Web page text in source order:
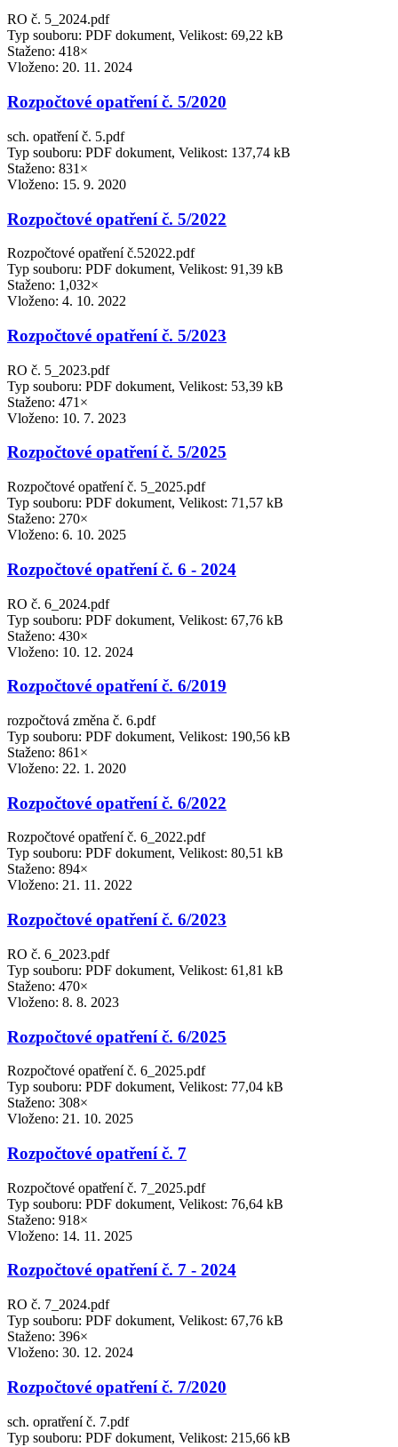
RO č. 5_2024.pdf
Typ souboru: PDF dokument, Velikost: 69,22 kB
Staženo: 418×
Vloženo: 20. 11. 2024
Rozpočtové opatření č. 5/2020
sch. opatření č. 5.pdf
Typ souboru: PDF dokument, Velikost: 137,74 kB
Staženo: 831×
Vloženo: 15. 9. 2020
Rozpočtové opatření č. 5/2022
Rozpočtové opatření č.52022.pdf
Typ souboru: PDF dokument, Velikost: 91,39 kB
Staženo: 1,032×
Vloženo: 4. 10. 2022
Rozpočtové opatření č. 5/2023
RO č. 5_2023.pdf
Typ souboru: PDF dokument, Velikost: 53,39 kB
Staženo: 471×
Vloženo: 10. 7. 2023
Rozpočtové opatření č. 5/2025
Rozpočtové opatření č. 5_2025.pdf
Typ souboru: PDF dokument, Velikost: 71,57 kB
Staženo: 270×
Vloženo: 6. 10. 2025
Rozpočtové opatření č. 6 - 2024
RO č. 6_2024.pdf
Typ souboru: PDF dokument, Velikost: 67,76 kB
Staženo: 430×
Vloženo: 10. 12. 2024
Rozpočtové opatření č. 6/2019
rozpočtová změna č. 6.pdf
Typ souboru: PDF dokument, Velikost: 190,56 kB
Staženo: 861×
Vloženo: 22. 1. 2020
Rozpočtové opatření č. 6/2022
Rozpočtové opatření č. 6_2022.pdf
Typ souboru: PDF dokument, Velikost: 80,51 kB
Staženo: 894×
Vloženo: 21. 11. 2022
Rozpočtové opatření č. 6/2023
RO č. 6_2023.pdf
Typ souboru: PDF dokument, Velikost: 61,81 kB
Staženo: 470×
Vloženo: 8. 8. 2023
Rozpočtové opatření č. 6/2025
Rozpočtové opatření č. 6_2025.pdf
Typ souboru: PDF dokument, Velikost: 77,04 kB
Staženo: 308×
Vloženo: 21. 10. 2025
Rozpočtové opatření č. 7
Rozpočtové opatření č. 7_2025.pdf
Typ souboru: PDF dokument, Velikost: 76,64 kB
Staženo: 918×
Vloženo: 14. 11. 2025
Rozpočtové opatření č. 7 - 2024
RO č. 7_2024.pdf
Typ souboru: PDF dokument, Velikost: 67,76 kB
Staženo: 396×
Vloženo: 30. 12. 2024
Rozpočtové opatření č. 7/2020
sch. opratření č. 7.pdf
Typ souboru: PDF dokument, Velikost: 215,66 kB